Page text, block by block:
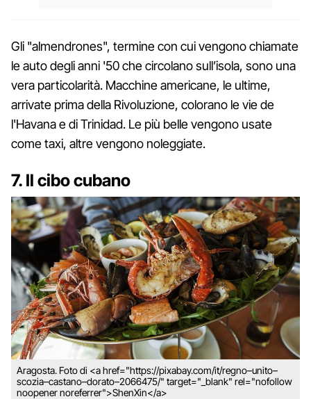
Gli "almendrones", termine con cui vengono chiamate
le auto degli anni '50 che circolano sull’isola, sono una
vera particolarità. Macchine americane, le ultime,
arrivate prima della Rivoluzione, colorano le vie de
l'Havana e di Trinidad. Le più belle vengono usate
come taxi, altre vengono noleggiate.
7. Il cibo cubano
Aragosta. Foto di <a href="https://pixabay.com/it/regno–unito–
scozia–castano–dorato–2066475/" target="_blank" rel="nofollow
noopener noreferrer">ShenXin</a>